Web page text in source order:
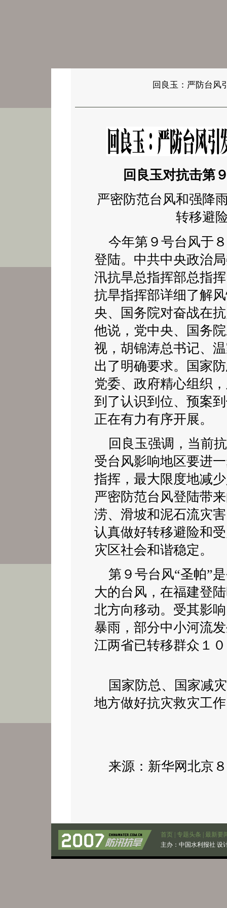
回良玉：严防台风
回良玉对抗击第
严密防范台风和强降
转移避
今年第９号台风于
登陆。中共中央政治
汛抗旱总指挥部总指
抗旱指挥部详细了解
央、国务院对奋战在
他说，党中央、国务
视，胡锦涛总书记、
出了明确要求。国家
党委、政府精心组织
到了认识到位、预案
正在有力有序开展。
回良玉强调，当前
受台风影响地区要进
指挥，最大限度地减
严密防范台风登陆带
涝、滑坡和泥石流灾
认真做好转移避险和
灾区社会和谐稳定。
第９号台风“圣帕”
大的台风，在福建登
北方向移动。受其影
暴雨，部分中小河流
江两省已转移群众１
国家防总、国家减
地方做好抗灾救灾工
来源：新华网北京
首页 专题头条
最新要
主办： 中国水利报社 设